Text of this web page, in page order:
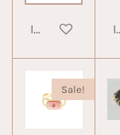
In winkelwagen
Sale!